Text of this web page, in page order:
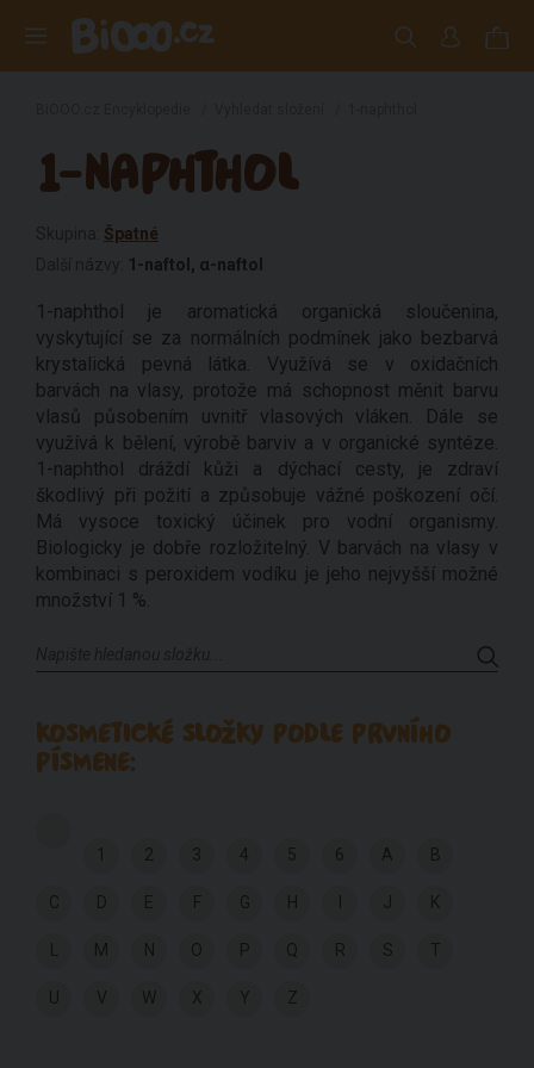
1-NAPHTHOL
Špatné
1-naftol, α-naftol
1-naphthol je aromatická organická sloučenina,
vyskytující se za normálních podmínek jako bezbarvá
krystalická pevná látka. Využívá se v oxidačních
barvách na vlasy, protože má schopnost měnit barvu
vlasů působením uvnitř vlasových vláken. Dále se
využívá k bělení, výrobě barviv a v organické syntéze.
1-naphthol dráždí kůži a dýchací cesty, je zdraví
škodlivý při požití a způsobuje vážné poškození očí.
Má vysoce toxický účinek pro vodní organismy.
Biologicky je dobře rozložitelný. V barvách na vlasy v
kombinaci s peroxidem vodíku je jeho nejvyšší možné
množství 1 %.
KOSMETICKÉ SLOŽKY PODLE PRVNÍHO
PÍSMENE:
1 2 3 4 5 6 A B
C D E F G H J K
M N O P Q R S T
V W X Y Z